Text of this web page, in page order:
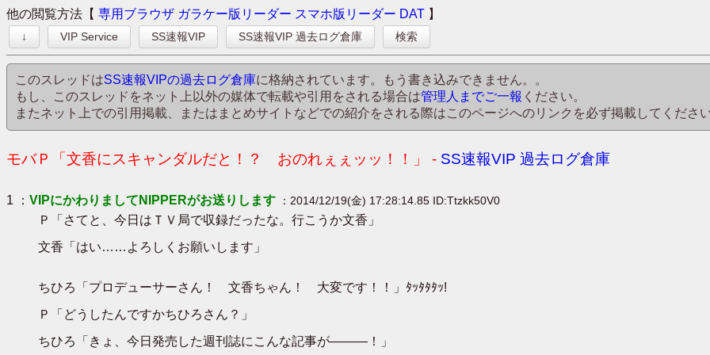
他の閲覧方法【 専用ブラウザ ガラケー版リーダー スマホ版リーダー DAT 】
↓ VIP Service SS速報VIP SS速報VIP 過去ログ倉庫 検索
このスレッドはSS速報VIPの過去ログ倉庫に格納されています。もう書き込みできません。。
もし、このスレッドをネット上以外の媒体で転載や引用をされる場合は管理人までご一報 ください。
またネット上での引用掲載、またはまとめサイトなどでの紹介をされる際はこのページへのリンクを必ず掲載してくださ
モバＰ「文香にスキャンダルだと！？ おのれぇぇッッ！！」 - SS速報VIP 過去ログ倉庫
1 ： VIPにかわりましてNIPPERがお送りします ：2014/12/19(金) 17:28:14.85 ID:Ttzkk50V0
Ｐ「さてと、今日はＴＶ局で収録だったな。行こうか文香」
文香「はい……よろしくお願いします」
ちひろ「プロデューサーさん！ 文香ちゃん！ 大変です！！」ﾀｯﾀﾀﾀｯ!
Ｐ「どうしたんですかちひろさん？」
ちひろ「きょ、今日発売した週刊誌にこんな記事が―――！」